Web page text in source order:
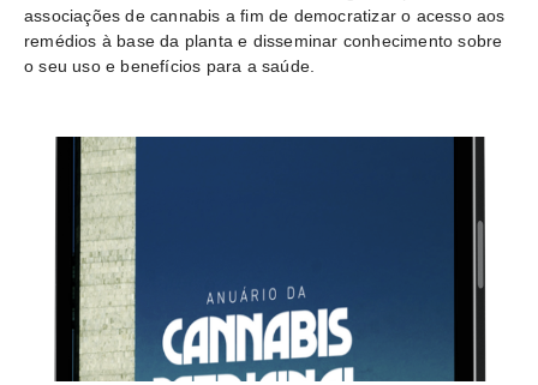
associações de cannabis a fim de democratizar o acesso aos
remédios à base da planta e disseminar conhecimento sobre
o seu uso e benefícios para a saúde.